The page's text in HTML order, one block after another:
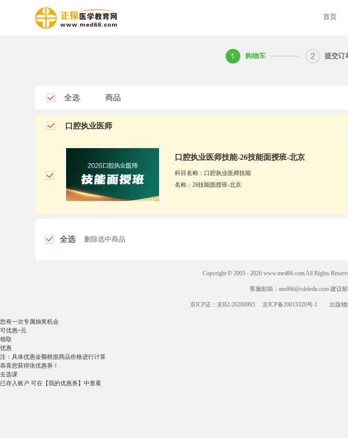
首页
购物车 提交订
全选 商品
口腔执业医师
口腔执业医师技能-26技能面授班-北京
科目名称：口腔执业医师技能
名称：26技能面授班-北京
全选 删除选中商品
Copyright © 2005 - 2026 www.med66.com All Rights
客服邮箱： med66@cdeledu.com 建议邮
京ICP证：京B2-20200993 京ICP备20013320号-1 出版
您有一次专属抽奖机会
可优惠~元
领取
优惠
注：具体优惠金额根据商品价格进行计算
恭喜您获得张优惠券！
去选课
已存入账户 可在 【我的优惠券】 中查看